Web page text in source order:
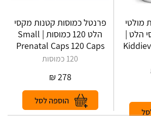
מולטי
הלט |
פרנטל כמוסות קטנות מקסי
הלט 120 כמוסות | Small
Prenatal Caps 120 Caps
120 כמוסות
278
₪